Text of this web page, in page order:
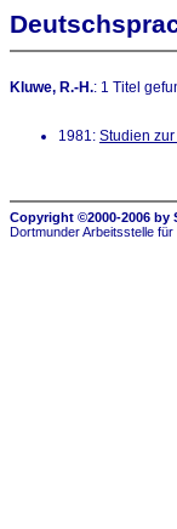
Kluwe, R.-H.: 1 Titel
1981: Studien
Copyright ©2000-2006 by
Dortmunder Arbeitsstelle